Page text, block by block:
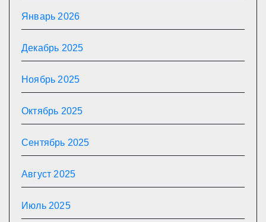
Январь 2026
Декабрь 2025
Ноябрь 2025
Октябрь 2025
Сентябрь 2025
Август 2025
Июль 2025